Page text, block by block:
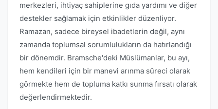
merkezleri, ihtiyaç sahiplerine gıda yardımı ve diğer
destekler sağlamak için etkinlikler düzenliyor.
Ramazan, sadece bireysel ibadetlerin değil, aynı
zamanda toplumsal sorumlulukların da hatırlandığı
bir dönemdir. Bramsche'deki Müslümanlar, bu ayı,
hem kendileri için bir manevi arınma süreci olarak
görmekte hem de topluma katkı sunma fırsatı olarak
değerlendirmektedir.